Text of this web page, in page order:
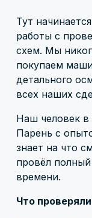
Тут
работы с
схем. Мы
покупаем
детального
всех наших
Наш человек
Парень с
знает на что
провёл
времени.
Что